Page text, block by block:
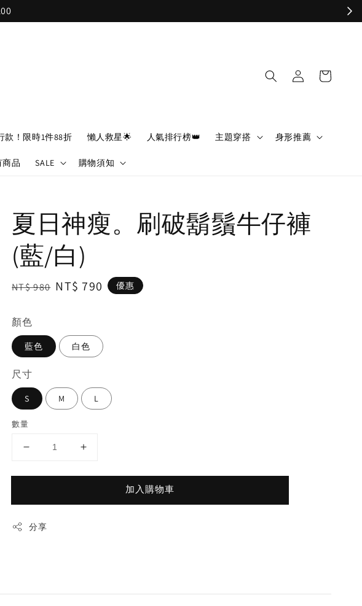
款！限時1件88折 懶人救星🌟 人氣排行榜👑 主題穿搭 身形推薦
商品 SALE 購物須知
夏日神瘦。刷破鬍鬚牛仔褲
(藍/白)
Regular
NT$ 980 Sale
NT$ 790 優惠
顏色
藍色 白色
尺寸
S M L
數量
加入購物車
分享